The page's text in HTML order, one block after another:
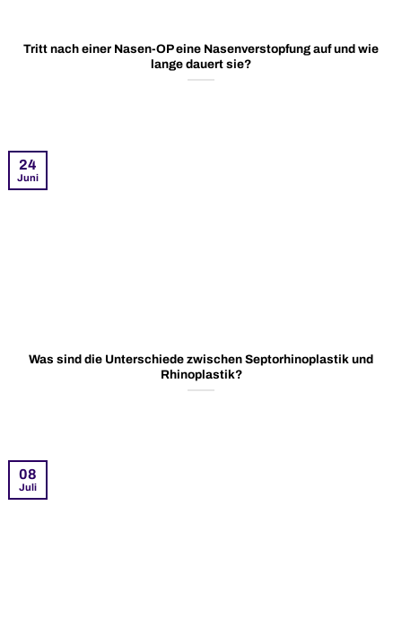
Tritt nach einer Nasen-OP eine Nasenverstopfung auf und wie
lange dauert sie?
Was sind die Unterschiede zwischen Septorhinoplastik und
Rhinoplastik?
24
Juni
08
Juli